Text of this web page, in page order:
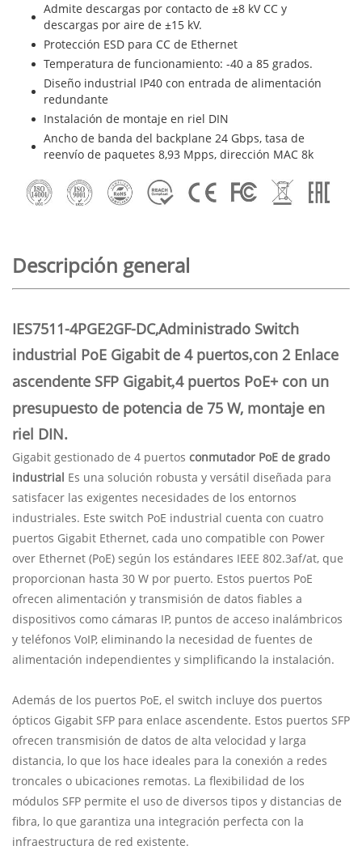
Admite descargas por contacto de ±8 kV CC y
descargas por aire de ±15 kV.
Protección ESD para CC de Ethernet
Temperatura de funcionamiento: -40 a 85 grados.
Diseño industrial IP40 con entrada de alimentación
redundante
Instalación de montaje en riel DIN
Ancho de banda del backplane 24 Gbps, tasa de
reenvío de paquetes 8,93 Mpps, dirección MAC 8k
Descripción general
IES7511-4PGE2GF-DC,Administrado Switch
industrial PoE Gigabit de 4 puertos,con 2 Enlace
ascendente SFP Gigabit,4 puertos PoE+ con un
presupuesto de potencia de 75 W, montaje en
riel DIN.
Gigabit gestionado de 4 puertos conmutador PoE de grado
industrial Es una solución robusta y versátil diseñada para
satisfacer las exigentes necesidades de los entornos
industriales. Este switch PoE industrial cuenta con cuatro
puertos Gigabit Ethernet, cada uno compatible con Power
over Ethernet (PoE) según los estándares IEEE 802.3af/at, que
proporcionan hasta 30 W por puerto. Estos puertos PoE
ofrecen alimentación y transmisión de datos fiables a
dispositivos como cámaras IP, puntos de acceso inalámbricos
y teléfonos VoIP, eliminando la necesidad de fuentes de
alimentación independientes y simplificando la instalación.
Además de los puertos PoE, el switch incluye dos puertos
ópticos Gigabit SFP para enlace ascendente. Estos puertos SFP
ofrecen transmisión de datos de alta velocidad y larga
distancia, lo que los hace ideales para la conexión a redes
troncales o ubicaciones remotas. La flexibilidad de los
módulos SFP permite el uso de diversos tipos y distancias de
fibra, lo que garantiza una integración perfecta con la
infraestructura de red existente.